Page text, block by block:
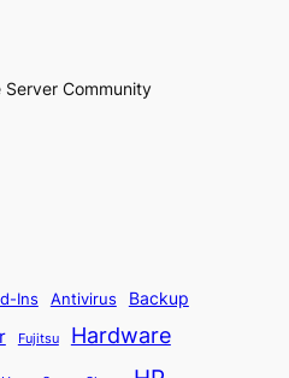
Community
Ins Antivirus Backup
Fujitsu Hardware